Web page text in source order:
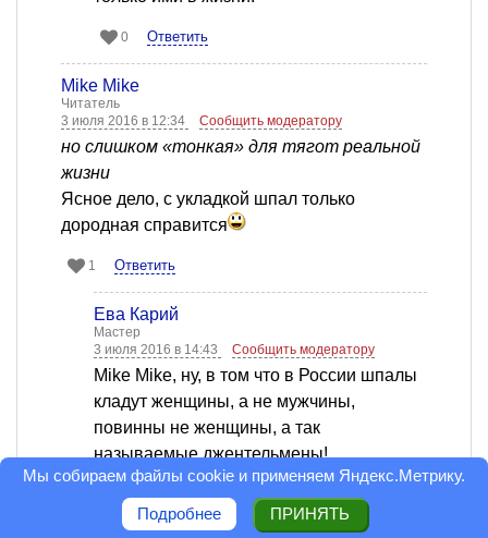
0 Ответить
Mike Mike
Читатель
3 июля 2016 в 12:34
Сообщить модератору
но слишком «тонкая» для тягот реальной
жизни
Ясное дело, с укладкой шпал только
дородная справится
1 Ответить
Ева Карий
Мастер
3 июля 2016 в 14:43
Сообщить модератору
Mike Mike, ну, в том что в России шпалы
кладут женщины, а не мужчины,
повинны не женщины, а так
называемые джентельмены!
То что в России все держится на
женских плечах - печальный
Мы собираем файлы cookie и применяем Яндекс.Метрику.
Подробнее ПРИНЯТЬ